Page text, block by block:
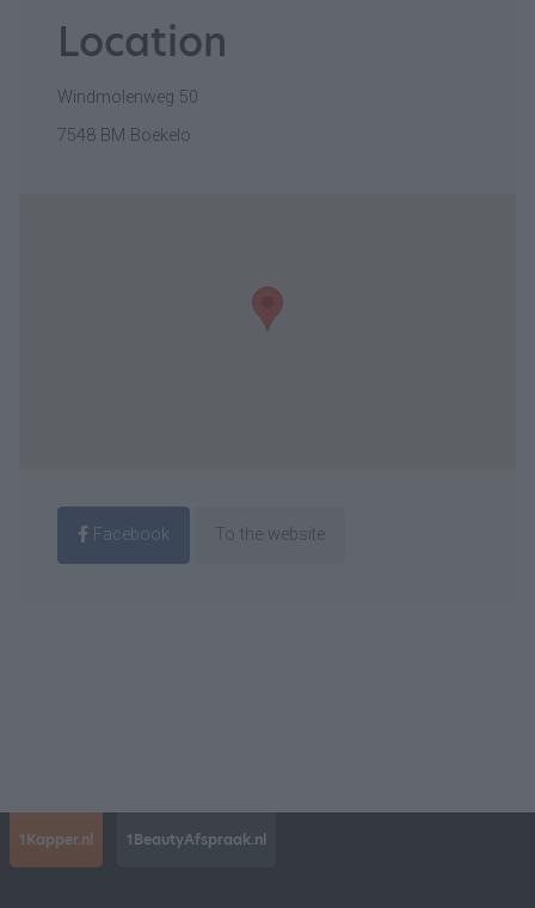
Location
Windmolenweg 50
7548 BM Boekelo
Facebook To the website
1Kapper.nl 1BeautyAfspraak.nl